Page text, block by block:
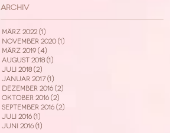
Archiv
März 2022 (1)
November 2020 (1)
März 2019 (4)
August 2018 (1)
Juli 2018 (2)
Januar 2017 (1)
Dezember 2016 (2)
Oktober 2016 (2)
September 2016 (2)
Juli 2016 (1)
Juni 2016 (1)